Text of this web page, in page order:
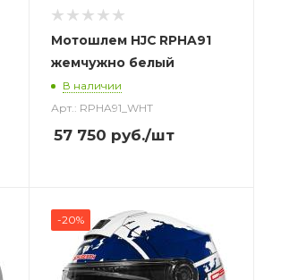
Мотошлем HJC RPHA91
жемчужно белый
В наличии
Арт.: RPHA91_WHT
57 750 руб./шт
-20%